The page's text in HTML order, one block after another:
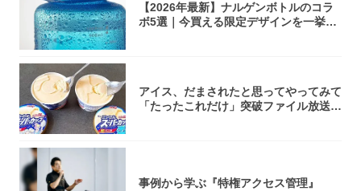
【2026年最新】ナルゲンボトルのコラ
ボ5選｜今買える限定デザインを一挙紹
アイス、だまされたと思ってやってみて
「たったこれだけ」突破ファイル放送で
事例から学ぶ『特権アクセス管理』